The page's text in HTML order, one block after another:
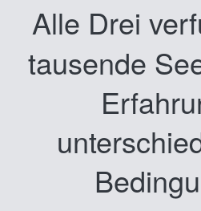
Alle Drei
tausende